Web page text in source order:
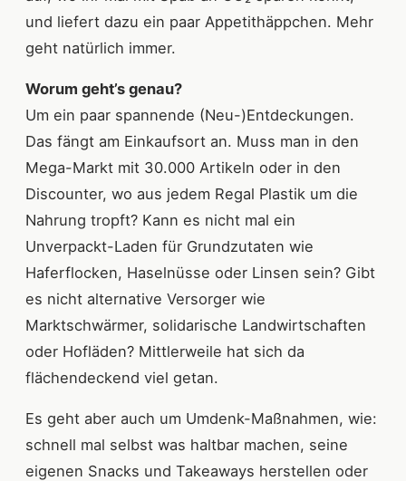
und liefert dazu ein paar Appetithäppchen. Mehr
geht natürlich immer.
Worum geht’s genau?
Um ein paar spannende (Neu-)Entdeckungen.
Das fängt am Einkaufsort an. Muss man in den
Mega-Markt mit 30.000 Artikeln oder in den
Discounter, wo aus jedem Regal Plastik um die
Nahrung tropft? Kann es nicht mal ein
Unverpackt-Laden für Grundzutaten wie
Haferflocken, Haselnüsse oder Linsen sein? Gibt
es nicht alternative Versorger wie
Marktschwärmer, solidarische Landwirtschaften
oder Hofläden? Mittlerweile hat sich da
flächendeckend viel getan.
Es geht aber auch um Umdenk-Maßnahmen, wie:
schnell mal selbst was haltbar machen, seine
eigenen Snacks und Takeaways herstellen oder